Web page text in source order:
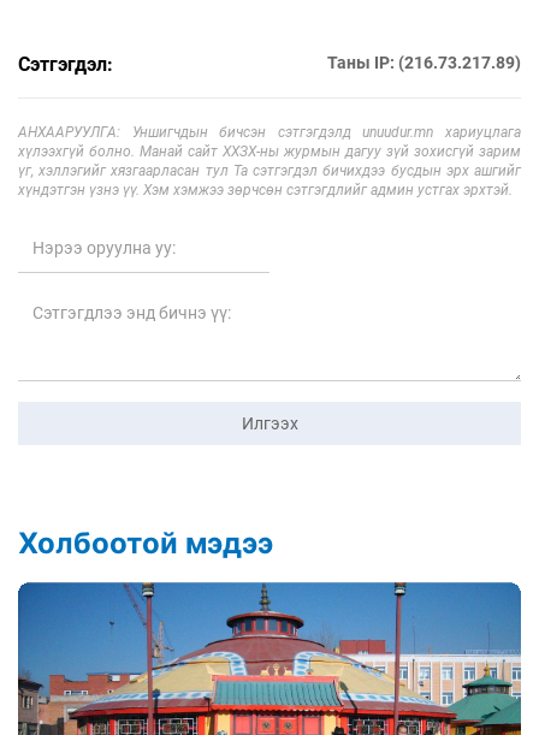
Сэтгэгдэл: Таны IP: (216.73.217.89)
АНХААРУУЛГА: Уншигчдын бичсэн сэтгэгдэлд unuudur.mn хариуцлага
хүлээхгүй болно. Манай сайт ХХЗХ-ны журмын дагуу зүй зохисгүй зарим
үг, хэллэгийг хязгаарласан тул Та сэтгэгдэл бичихдээ бусдын эрх ашгийг
хүндэтгэн үзнэ үү. Хэм хэмжээ зөрчсөн сэтгэгдлийг админ устгах эрхтэй.
Илгээх
Холбоотой мэдээ